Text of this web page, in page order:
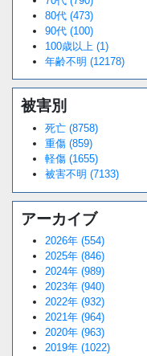
80代 (473)
90代 (100)
100歳以上 (1)
年齢不明 (12178)
被害別
死亡 (8758)
重傷 (859)
軽傷 (1655)
被害不明 (7133)
アーカイブ
2026年 (554)
2025年 (846)
2024年 (989)
2023年 (940)
2022年 (932)
2021年 (964)
2020年 (963)
2019年 (1022)